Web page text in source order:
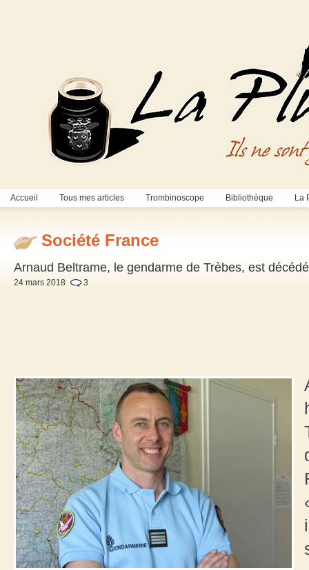
Accueil Tous mes articles Trombinoscope Bibliothèque La
Société France
Arnaud Beltrame, le gendarme de Trèbes, est
24 mars 2018 3